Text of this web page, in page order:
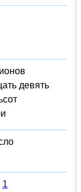
девять
1